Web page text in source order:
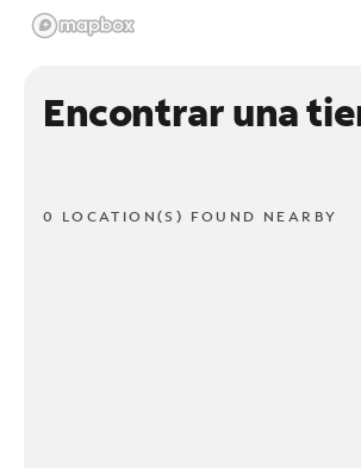
Encontrar una
0 LOCATION(S) FOUND NEARBY